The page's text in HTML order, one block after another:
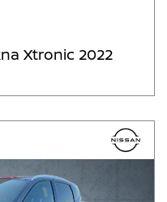
Xtronic 2022